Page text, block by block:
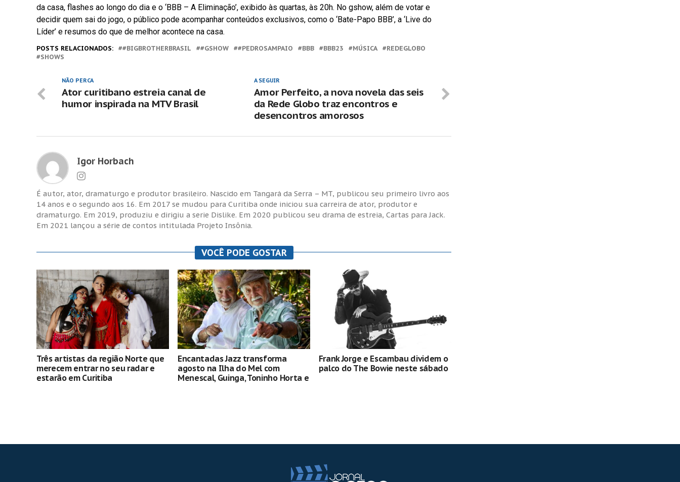
da casa, flashes ao longo do dia e o ‘BBB – A Eliminação’, exibido às quartas, às 20h. No gshow, além de votar e
decidir quem sai do jogo, o público pode acompanhar conteúdos exclusivos, como o ‘Bate-Papo BBB’, a ‘Live do
Líder’ e resumos do que de melhor acontece na casa.
POSTS RELACIONADOS: #BIGBROTHERBRASIL #GSHOW #PEDROSAMPAIO BBB BBB23 MÚSICA
REDEGLOBO
SHOWS
A SEGUIR
Amor Perfeito, a nova novela das seis
da Rede Globo traz encontros e
desencontros amorosos
NÃO PERCA
Ator curitibano estreia canal de
humor inspirada na MTV Brasil
Igor Horbach
É autor, ator, dramaturgo e produtor brasileiro. Nascido em Tangará da Serra – MT, publicou seu primeiro livro aos
14 anos e o segundo aos 16. Em 2017 se mudou para Curitiba onde iniciou sua carreira de ator, produtor e
dramaturgo. Em 2019, produziu e dirigiu a serie Dislike. Em 2020 publicou seu drama de estreia, Cartas para Jack.
Em 2021 lançou a série de contos intitulada Projeto Insônia.
VOCÊ PODE GOSTAR
Três artistas da região Norte que
merecem entrar no seu radar e
estarão em Curitiba
Encantadas Jazz transforma
agosto na Ilha do Mel com
Menescal, Guinga, Toninho Horta e
Frank Jorge e Escambau dividem o
palco do The Bowie neste sábado